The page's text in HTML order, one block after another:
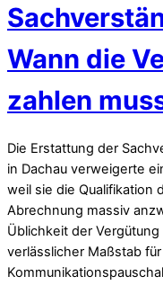
Wann die
zahlen
Die Erstattung der
in Dachau verweigerte
weil sie die Qualifikation
Abrechnung massiv
Üblichkeit der
verlässlicher Maßstab